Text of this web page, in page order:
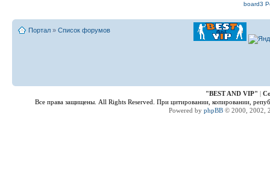
board3
Портал » Список форумов
"BEST AND VIP" |
Все права защищены. All Rights Reserved. При цитировании, копировании,
Powered by phpBB © 2000, 2002,